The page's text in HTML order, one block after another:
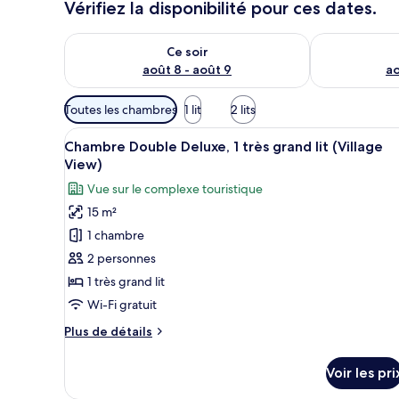
Vérifiez la disponibilité pour ces dates.
Ce soir
août 8 - août 9
Vérifier la disponibilité pour ce soir août 8 - août 9
Vérifier la
Filtres
disponibles
pour
les
chambres
Toutes les chambres 1 lit 2 lits
Afficher
toutes
les
photos
pour
ce
type
de
chambre :
Double
13
Chambre Double Deluxe, 1 très grand lit (Village
View)
Vue sur le complexe touristique
15 m²
1 chambre
2 personnes
1 très grand lit
Wi-Fi gratuit
Plus de détails
Plus
le
Voir les